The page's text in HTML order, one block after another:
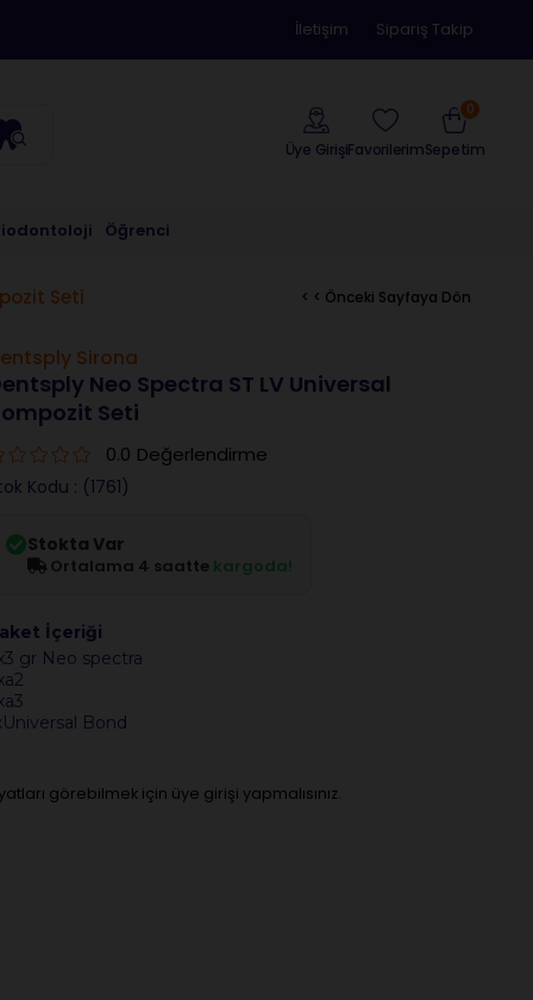
İletişim Sipariş Takip
Üye GirişiFavorilerimSepetim
0
Öğrenci
Seti < < Önceki Sayfaya Dön
Sirona
Neo Spectra ST LV Universal
Seti
0.0 Değerlendirme
Kodu (1761)
Stokta Var
Ortalama 4 saatte kargoda!
İçeriği
gr Neo spectra
Bond
görebilmek için üye girişi yapmalısınız.